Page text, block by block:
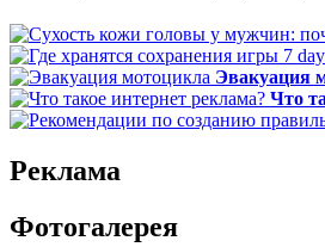
Эвакуация
Что
Реклама
Фотогалерея